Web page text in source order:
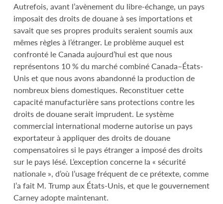
Autrefois, avant l’avènement du libre-échange, un pays
imposait des droits de douane à ses importations et
savait que ses propres produits seraient soumis aux
mêmes règles à l’étranger. Le problème auquel est
confronté le Canada aujourd’hui est que nous
représentons 10 % du marché combiné Canada–États-
Unis et que nous avons abandonné la production de
nombreux biens domestiques. Reconstituer cette
capacité manufacturière sans protections contre les
droits de douane serait imprudent. Le système
commercial international moderne autorise un pays
exportateur à appliquer des droits de douane
compensatoires si le pays étranger a imposé des droits
sur le pays lésé. L’exception concerne la « sécurité
nationale », d’où l’usage fréquent de ce prétexte, comme
l’a fait M. Trump aux États-Unis, et que le gouvernement
Carney adopte maintenant.